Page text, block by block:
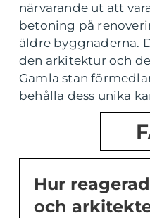
närvarande ut att
betoning på
äldre byggnaderna.
den arkitektur och
Gamla stan
behålla dess unika
Hur
och